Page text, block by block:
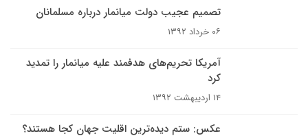
تصمیم عجیب دولت میانمار درباره مسلمانان
۰۶ خرداد ۱۳۹۲
آمریکا تحریم‌های هدفمند علیه میانمار را تمدید
کرد
۱۴ اردیبهشت ۱۳۹۲
عکس: ستم دیده‌ترین اقلیت جهان کجا هستند؟